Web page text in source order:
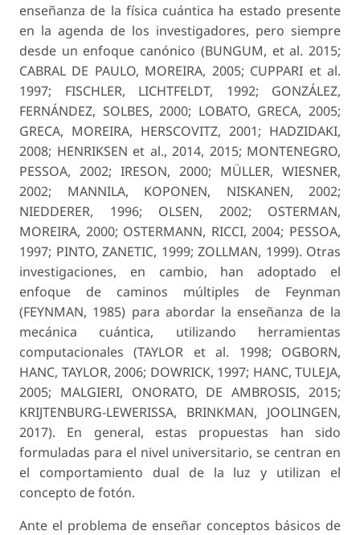
enseñanza de la física cuántica ha estado presente
en la agenda de los investigadores, pero siempre
desde un enfoque canónico (BUNGUM, et al. 2015;
CABRAL DE PAULO, MOREIRA, 2005; CUPPARI et al.
1997; FISCHLER, LICHTFELDT, 1992; GONZÁLEZ,
FERNÁNDEZ, SOLBES, 2000; LOBATO, GRECA, 2005;
GRECA, MOREIRA, HERSCOVITZ, 2001; HADZIDAKI,
2008; HENRIKSEN et al., 2014, 2015; MONTENEGRO,
PESSOA, 2002; IRESON, 2000; MÜLLER, WIESNER,
2002; MANNILA, KOPONEN, NISKANEN, 2002;
NIEDDERER, 1996; OLSEN, 2002; OSTERMAN,
MOREIRA, 2000; OSTERMANN, RICCI, 2004; PESSOA,
1997; PINTO, ZANETIC, 1999; ZOLLMAN, 1999). Otras
investigaciones, en cambio, han adoptado el
enfoque de caminos múltiples de Feynman
(FEYNMAN, 1985) para abordar la enseñanza de la
mecánica cuántica, utilizando herramientas
computacionales (TAYLOR et al. 1998; OGBORN,
HANC, TAYLOR, 2006; DOWRICK, 1997; HANC, TULEJA,
2005; MALGIERI, ONORATO, DE AMBROSIS, 2015;
KRIJTENBURG-LEWERISSA, BRINKMAN, JOOLINGEN,
2017). En general, estas propuestas han sido
formuladas para el nivel universitario, se centran en
el comportamiento dual de la luz y utilizan el
concepto de fotón.
Ante el problema de enseñar conceptos básicos de